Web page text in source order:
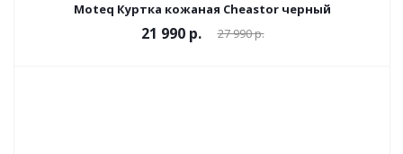
Moteq Куртка кожаная Cheastor черный
21 990 р. 27 990 р.